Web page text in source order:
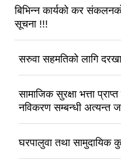
बिभिन्न कार्यको कर
सूचना !!!
सरुवा सहमतिको लागि
सामाजिक सुरक्षा भत्ता
नविकरण सम्बन्धी अत्यन्त
घरपालुवा तथा सामुदायिक